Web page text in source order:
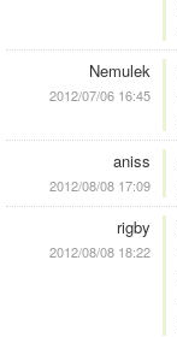
Nemulek
2012/07/06 16:45
aniss
2012/08/08 17:09
rigby
2012/08/08 18:22